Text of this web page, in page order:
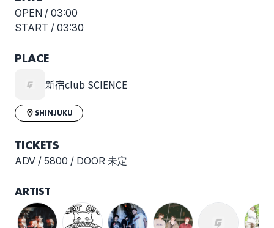
ハイドアウト
プルスタンス
OPEN / 03:00
START / 03:30
PLACE
新宿club SCIENCE
SHINJUKU
TICKETS
ADV / 5800 / DOOR 未定
ARTIST